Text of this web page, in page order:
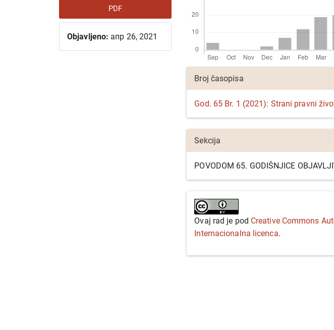
PDF
Objavljeno: апр 26, 2021
Detalji
članka
Broj časopisa
God. 65 Br. 1 (2021): Strani pravni
Sekcija
POVODOM 65. GODIŠNJICE
Ovaj rad je pod Creative Commons
Internacionalna licenca.